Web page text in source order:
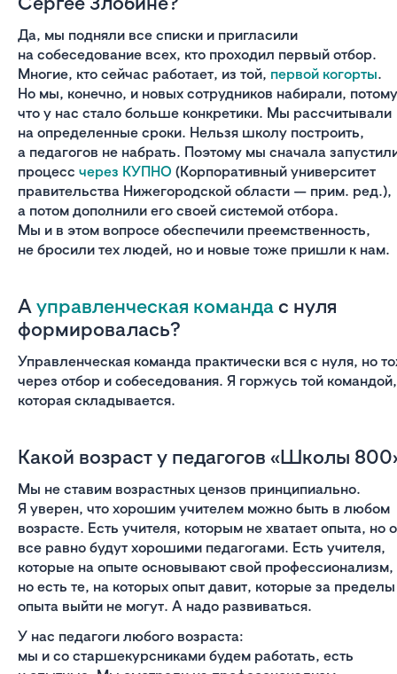
Да, мы подняли все списки и пригласили
на собеседование всех, кто проходил первый отбор.
Многие, кто сейчас работает, из той, первой когорты.
Но мы, конечно, и новых сотрудников набирали, потому
что у нас стало больше конкретики. Мы рассчитывали
на определенные сроки. Нельзя школу построить,
а педагогов не набрать. Поэтому мы сначала
процесс через КУПНО (Корпоративный университет
правительства Нижегородской области — прим. ред.),
а потом дополнили его своей системой отбора.
Мы и в этом вопросе обеспечили преемственность,
не бросили тех людей, но и новые тоже пришли к нам.
А управленческая командас нуля
формировалась?
Управленческая команда практически вся с нуля, но
через отбор и собеседования. Я горжусь той командой,
которая складывается.
Какой возраст у педагогов «Школы
Мы не ставим возрастных цензов принципиально.
Я уверен, что хорошим учителем можно быть в любом
возрасте. Есть учителя, которым не хватает опыта, но
все равно будут хорошими педагогами. Есть учителя,
которые на опыте основывают свой профессионализм,
но есть те, на которых опыт давит, которые за пределы
опыта выйти не могут. А надо развиваться.
У нас педагоги любого возраста:
мы и со старшекурсниками будем работать, есть